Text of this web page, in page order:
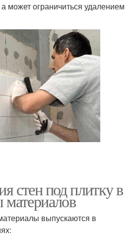
может ограничиться удалением
стен под плитку в
выпускаются в